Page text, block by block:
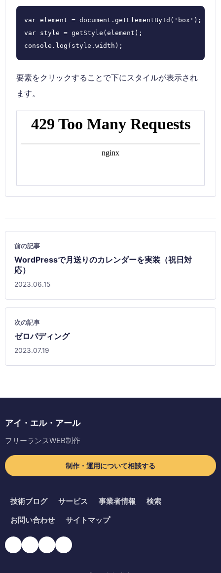
var element = document.getElementById('box');
var style = getStyle(element);
console.log(style.width);
要素をクリックすることで下にスタイルが表示され
ます。
前の記事
WordPressで月送りのカレンダーを実装（祝日対
応）
2023.06.15
次の記事
ゼロパディング
2023.07.19
アイ・エル・アール
フリーランスWEB制作
制作・運用について相談する
技術ブログ サービス 事業者情報 検索
お問い合わせ サイトマップ